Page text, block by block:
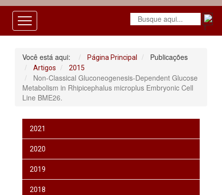
Você está aqui: Página Principal Publicações
Artigos 2015
Non-Classical Gluconeogenesis-Dependent Glucose
Metabolism in Rhipicephalus microplus Embryonic Cell
Line BME26.
2021
2020
2019
2018